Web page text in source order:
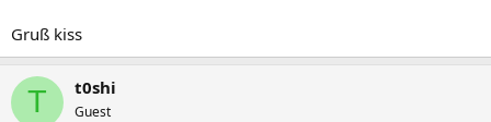
Gruß kiss
T t0shi
Guest